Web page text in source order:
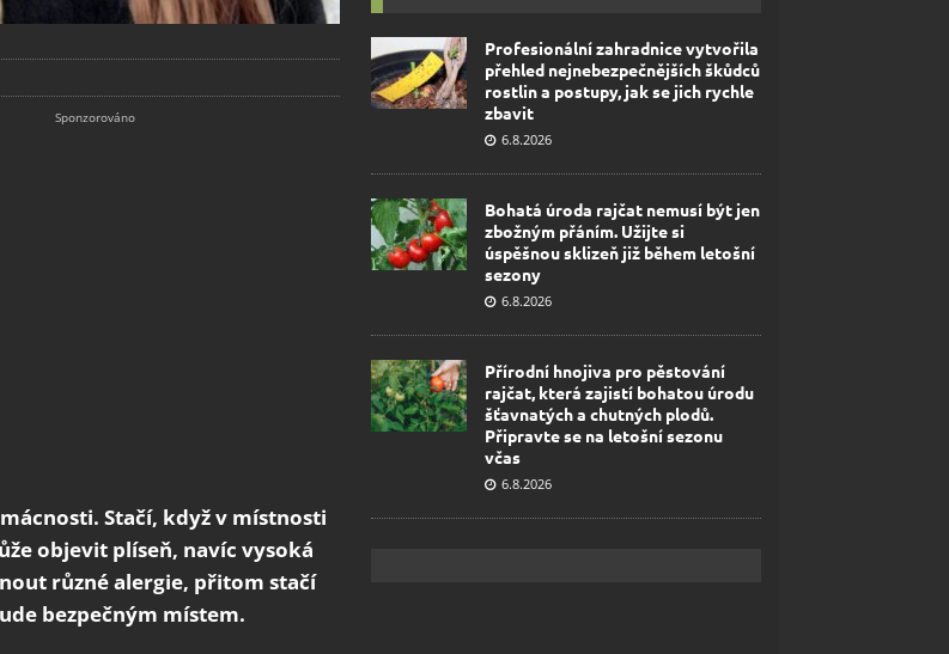
Stačí, když v místnosti
objevit plíseň, navíc vysoká
různé alergie, přitom stačí
bezpečným místem.
Profesionální zahradnice vytvořila
přehled nejnebezpečnějších škůdců
rostlin a postupy, jak se jich rychle
zbavit
6.8.2026
Bohatá úroda rajčat nemusí být jen
zbožným přáním. Užijte si
úspěšnou sklizeň již během letošní
sezony
6.8.2026
Přírodní hnojiva pro pěstování
rajčat, která zajistí bohatou úrodu
šťavnatých a chutných plodů.
Připravte se na letošní sezonu
včas
6.8.2026